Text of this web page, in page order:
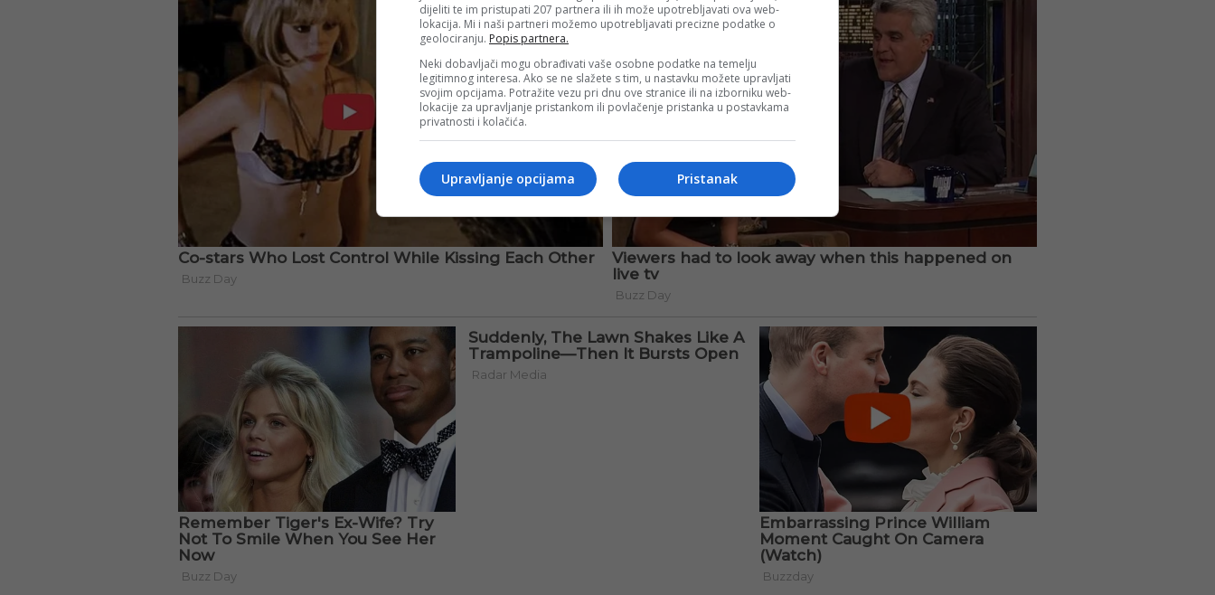
dijeliti te im pristupati 207 partnera ili ih može upotrebljavati ova web-
lokacija. Mi i naši partneri možemo upotrebljavati precizne podatke o
geolociranju. Popis partnera.
Neki dobavljači mogu obrađivati vaše osobne podatke na temelju
legitimnog interesa. Ako se ne slažete s tim, u nastavku možete upravljati
svojim opcijama. Potražite vezu pri dnu ove stranice ili na izborniku web-
lokacije za upravljanje pristankom ili povlačenje pristanka u postavkama
privatnosti i kolačića.
Pristanak
Upravljanje opcijama